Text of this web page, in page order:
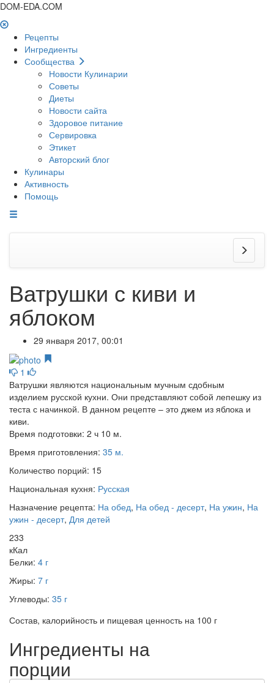
DOM-EDA.COM
Рецепты
Ингредиенты
Сообщества
Новости Кулинарии
Советы
Диеты
Новости сайта
Здоровое питание
Сервировка
Этикет
Авторский блог
Кулинары
Активность
Помощь
Ватрушки с киви и
яблоком
29 января 2017, 00:01
1
Ватрушки являются национальным мучным сдобным
изделием русской кухни. Они представляют собой лепешку из
теста с начинкой. В данном рецепте – это джем из яблока и
киви.
Время подготовки: 2 ч 10 м.
Время приготовления: 35 м.
Количество порций: 15
Национальная кухня: Русская
Назначение рецепта: На обед, На обед - десерт, На ужин, На
ужин - десерт, Для детей
233
кКал
Белки: 4 г
Жиры: 7 г
Углеводы: 35 г
Состав, калорийность и пищевая ценность на 100 г
Ингредиенты на
порции